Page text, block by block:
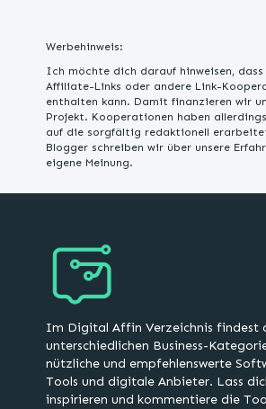
Werbehinweis:
Ich möchte dich darauf hinweisen, dass
Affiliate-Links oder andere Link-
enthalten kann. Damit finanzieren wir
Projekt. Kooperationen haben allerdings
auf die sorgfältig redaktionell
Blogger schreiben wir über unsere
eigene Meinung.
Im Digital Affin Verzeichnis findest
unterschiedlichen Business-
nützliche und empfehlenswerte
Tools und digitale Anbieter. Lass
inspirieren und kommentiere die